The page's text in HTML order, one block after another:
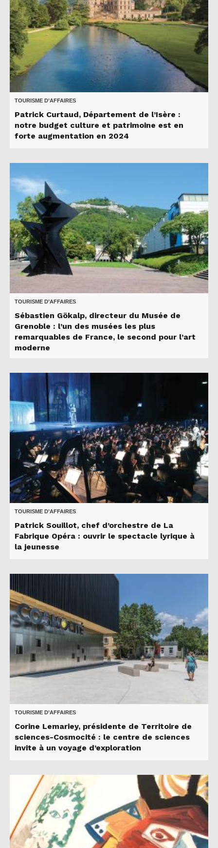
TOURISME D’AFFAIRES
Patrick Curtaud, Département de l’Isère :
notre budget culture et patrimoine est en
forte augmentation en 2024
TOURISME D’AFFAIRES
Sébastien Gökalp, directeur du Musée de
Grenoble : l’un des musées les plus
remarquables de France, le second pour l’art
moderne
TOURISME D’AFFAIRES
Patrick Souillot, chef d’orchestre de La
Fabrique Opéra : ouvrir le spectacle lyrique à
la jeunesse
TOURISME D’AFFAIRES
Corine Lemariey, présidente de Territoire de
sciences-Cosmocité : le centre de sciences
invite à un voyage d’exploration